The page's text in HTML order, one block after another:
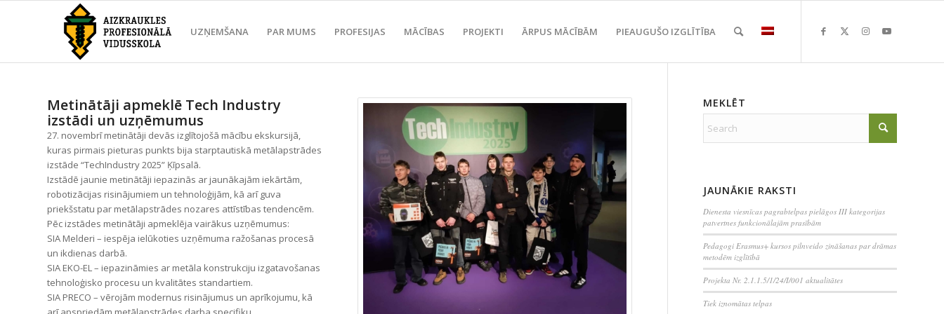
UZŅEMŠANA PAR MUMS PROFESIJAS MĀCĪBAS PROJEKTI ĀRPUS MĀCĪBĀM PIEAUGUŠO IZGLĪTĪBA
Metinātāji apmeklē Tech Industry
izstādi un uzņēmumus
27. novembrī metinātāji devās izglītojošā mācību ekskursijā,
kuras pirmais pieturas punkts bija starptautiskā metālapstrādes
izstāde “TechIndustry 2025” Ķīpsalā.
Izstādē jaunie metinātāji iepazinās ar jaunākajām iekārtām,
robotizācijas risinājumiem un tehnoloģijām, kā arī guva
priekšstatu par metālapstrādes nozares attīstības tendencēm.
Pēc izstādes metinātāji apmeklēja vairākus uzņēmumus:
SIA Melderi – iespēja ielūkoties uzņēmuma ražošanas procesā
un ikdienas darbā.
SIA EKO-EL – iepazināmies ar metāla konstrukciju izgatavošanas
tehnoloģisko procesu un kvalitātes standartiem.
SIA PRECO – vērojām modernus risinājumus un aprīkojumu, kā
MEKLĒT
JAUNĀKIE RAKSTI
Dienesta viesnīcas pagrabtelpas pielāgos III kategorijas
patvertnes funkcionālajām prasībām
Pedagogi Erasmus+ kursos pilnveido zināšanas par drāmas
metodēm izglītībā
Projekta Nr. 2.1.1.5/1/24/I/001 aktualitātes
Tiek iznomātas telpas